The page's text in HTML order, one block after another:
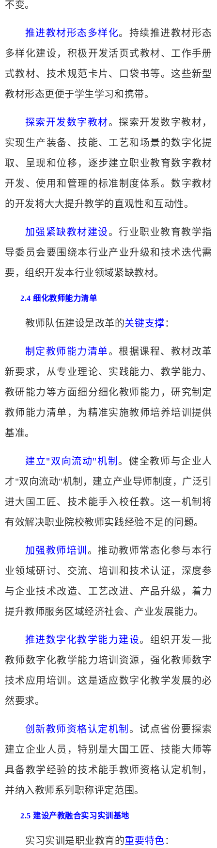
不变。
推进教材形态多样化。持续推进教材形态
多样化建设，积极开发活页式教材、工作手册
式教材、技术规范卡片、口袋书等。这些新型
教材形态更便于学生学习和携带。
探索开发数字教材。探索开发数字教材，
实现生产装备、技能、工艺和场景的数字化提
取、呈现和位移，逐步建立职业教育数字教材
开发、使用和管理的标准制度体系。数字教材
的开发将大大提升教学的直观性和互动性。
加强紧缺教材建设。行业职业教育教学指
导委员会要围绕本行业产业升级和技术迭代需
要，组织开发本行业领域紧缺教材。
2.4 细化教师能力清单
教师队伍建设是改革的关键支撑：
制定教师能力清单。根据课程、教材改革
新要求，从专业理论、实践能力、教学能力、
教研能力等方面细分细化教师能力，研究制定
教师能力清单，为精准实施教师培养培训提供
基准。
建立"双向流动"机制 。健全教师与企业人
才"双向流动"机制，建立产业导师制度，广泛引
进大国工匠、技术能手入校任教。这一机制将
有效解决职业院校教师实践经验不足的问题。
加强教师培训 。推动教师常态化参与本行
业领域研讨、交流、培训和技术认证，深度参
与企业技术改造、工艺改进、产品升级，着力
提升教师服务区域经济社会、产业发展能力。
推进数字化教学能力建设。组织开发一批
教师数字化教学能力培训资源，强化教师数字
技术应用培训。这是适应数字化教学发展的必
然要求。
创新教师资格认定机制 。试点省份要探索
建立企业人员，特别是大国工匠、技能大师等
具备教学经验的技术能手教师资格认定机制，
并纳入教师系列职称评定范围。
2.5 建设产教融合实习实训基地
实习实训是职业教育的重要特色：